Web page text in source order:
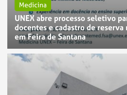
Medicina
UNEX abre processo seletivo
docentes e cadastro de
em Feira de Santana